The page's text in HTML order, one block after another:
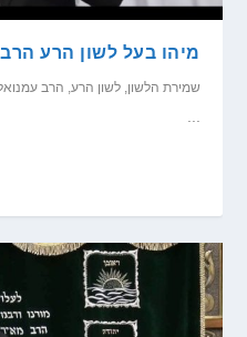
מיהו בעל לשון הרע
שמירת הלשון,לשון הרע, הרב
...